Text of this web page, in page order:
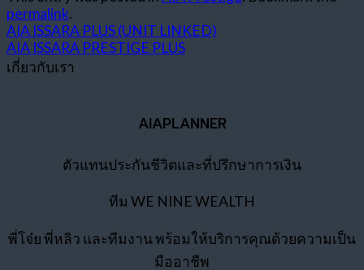
permalink.
AIA ISSARA PLUS (UNIT LINKED)
AIA ISSARA PRESTIGE PLUS
เกี่ยวกับเรา
AIAPLANNER
ตัวแทนประกันชีวิตและที่ปรึกษาการเงิน
ทีม WE NINE WEALTH
พี่โจ๋ย พี่หลิว และทีมงาน พร้อมให้บริการคุณด้วยความเป็น
มืออาชีพ